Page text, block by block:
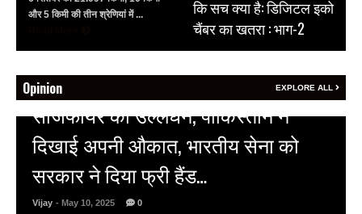
और 5 किमी की तीन श्रेणियां में ...
कि सच क्या है: डिजिटल इको
चैंबर का खतरा : भाग-2
Opinion EXPLORE ALL
अल्बर्ट हॉल पर राजस्थान दिवस समारोह,
राजस्थानी लोक कलाकारों ने बांधा समां…
Vijay - March 30, 2025